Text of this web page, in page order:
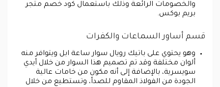
والخصومات الرائعة وذلك باستعمال كود خصم متجر
بريم بوكس.
قسم أساور السماعات والكفرات
وهو يحتوي على باتيك رويال سوار ساعة ابل ويتوافر منه
ألوان مختلفة وقد تم تصميم هذا السوار من خلال أيدي
سويسرية، بالإضافة إلى أنه مكون من خامات عالية
الجودة من الفولاذ المقاوم للصدأ، وتستطيع من خلال